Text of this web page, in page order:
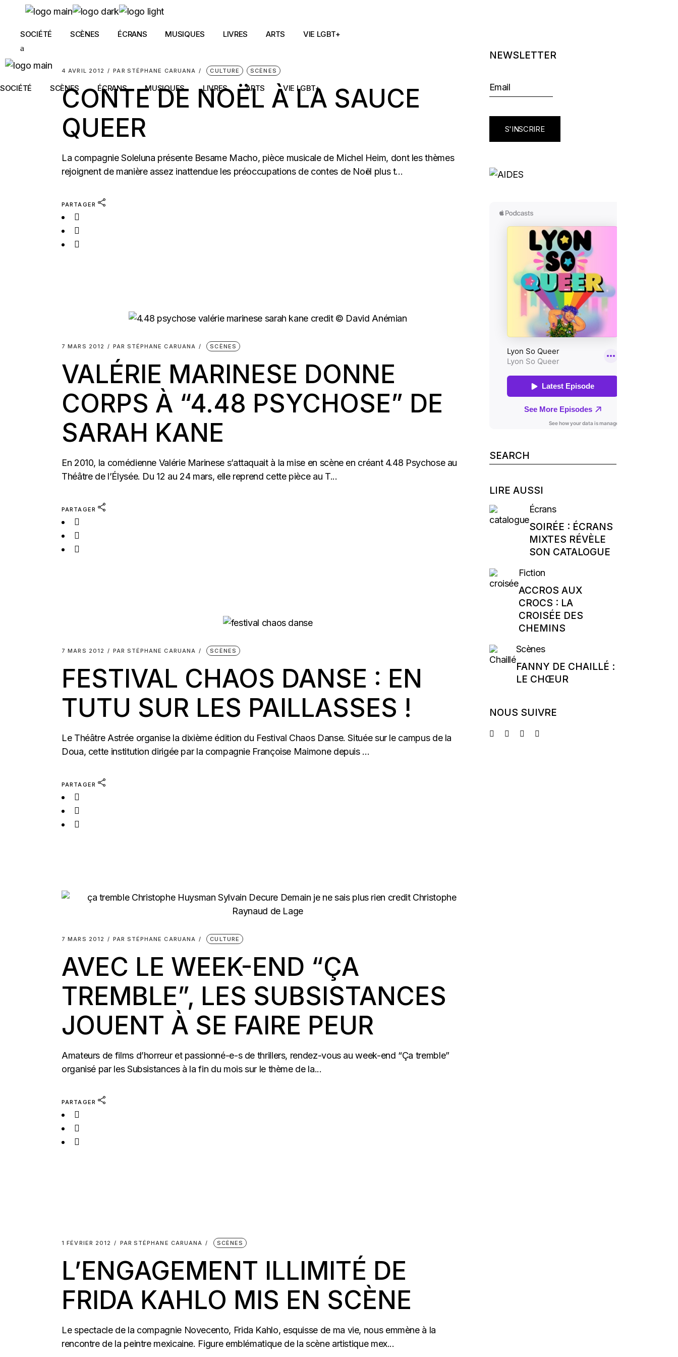
contentSOCIÉTÉ SCÈNES ÉCRANS MUSIQUES LIVRES ARTS VIE LGBT+
SOCIÉTÉ SCÈNES ÉCRANS MUSIQUES LIVRES ARTS VIE LGBT+
4 AVRIL 2012 PAR STÉPHANE CARUANA CULTURE SCÈNES
CONTE DE NOËL À LA SAUCE
QUEER
La compagnie Soleluna présente Besame Macho, pièce musicale de Michel Heim, dont les thèmes
rejoignent de manière assez inattendue les préoccupations de contes de Noël plus t...
PARTAGER
7 MARS 2012 PAR STÉPHANE CARUANA SCÈNES
VALÉRIE MARINESE DONNE
CORPS À “4.48 PSYCHOSE” DE
SARAH KANE
En 2010, la comédienne Valérie Marinese s’attaquait à la mise en scène en créant 4.48 Psychose au
Théâtre de l’Élysée. Du 12 au 24 mars, elle reprend cette pièce au T...
PARTAGER
7 MARS 2012 PAR STÉPHANE CARUANA SCÈNES
FESTIVAL CHAOS DANSE : EN
TUTU SUR LES PAILLASSES !
Le Théâtre Astrée organise la dixième édition du Festival Chaos Danse. Située sur le campus de la
Doua, cette institution dirigée par la compagnie Françoise Maimone depuis ...
PARTAGER
7 MARS 2012 PAR STÉPHANE CARUANA CULTURE
AVEC LE WEEK-END “ÇA
TREMBLE”, LES SUBSISTANCES
JOUENT À SE FAIRE PEUR
Amateurs de films d’horreur et passionné-e-s de thrillers, rendez-vous au week-end “Ça tremble”
organisé par les Subsistances à la fin du mois sur le thème de la...
PARTAGER
1 FÉVRIER 2012 PAR STÉPHANE CARUANA SCÈNES
L’ENGAGEMENT ILLIMITÉ DE
FRIDA KAHLO MIS EN SCÈNE
Le spectacle de la compagnie Novecento, Frida Kahlo, esquisse de ma vie, nous emmène à la
rencontre de la peintre mexicaine. Figure emblématique de la scène artistique mex...
NEWSLETTER
S'INSCRIRE
Search
for:
LIRE AUSSI
Écrans
SOIRÉE : ÉCRANS
MIXTES RÉVÈLE
SON CATALOGUE
Fiction
ACCROS AUX
CROCS : LA
CROISÉE DES
CHEMINS
Scènes
FANNY DE CHAILLÉ :
LE CHŒUR
NOUS SUIVRE